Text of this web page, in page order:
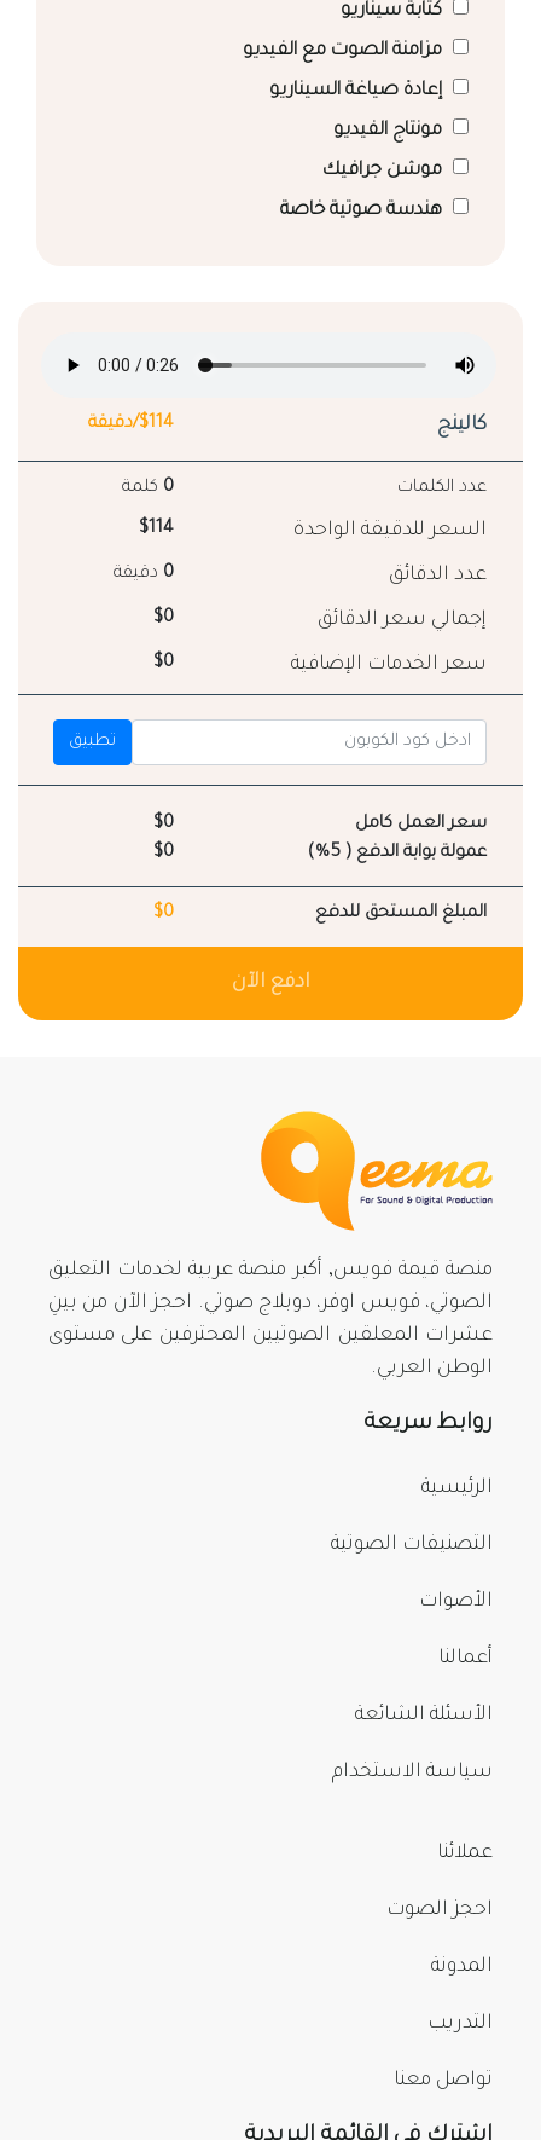
كتابة سيناريو
مزامنة الصوت مع الفيديو
إعادة صياغة السيناريو
مونتاج الفيديو
موشن جرافيك
هندسة صوتية خاصة
كالينج $114/دقيقة
عدد الكلمات 0 كلمة
السعر للدقيقة الواحدة $114
عدد الدقائق 0 دقيقة
إجمالي سعر الدقائق $0
سعر الخدمات الإضافية $0
تطبيق
سعر العمل كامل
$0
عمولة بوابة الدفع ( 5%)
$0
المبلغ المستحق للدفع $0
ادفع الآن
منصة قيمة فويس, أكبر منصة عربية لخدمات التعليق
الصوتي، فويس اوفر، دوبلاج صوتي. احجز الآن من بينِ
عشرات المعلقين الصوتيين المحترفين على مستوى
الوطن العربي.
روابط سريعة
الرئيسية
التصنيفات الصوتية
الأصوات
أعمالنا
الأسئلة الشائعة
سياسة الاستخدام
عملائنا
احجز الصوت
المدونة
التدريب
تواصل معنا